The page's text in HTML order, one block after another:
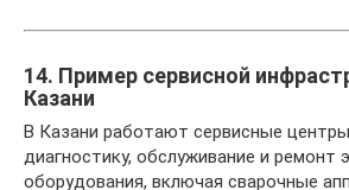
14. Пример сервисной
Казани
В Казани работают сервисные
диагностику, обслуживание и ремонт
оборудования, включая сварочные